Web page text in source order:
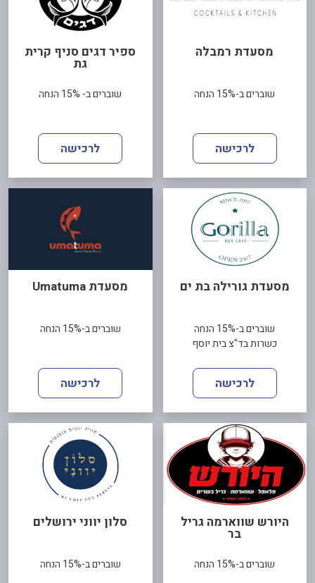
מסעדת רמבלה
שוברים ב-15% הנחה
לרכישה
ספיר דגים סניף קרית
גת
שוברים ב- 15% הנחה
לרכישה
מסעדת גורילה בת ים
שוברים ב-15% הנחה
כשרות בד"צ בית יוסף
לרכישה
מסעדת Umatuma
שוברים ב-15% הנחה
לרכישה
היורש שווארמה גריל
בר
שוברים ב-15% הנחה
סלון יווני ירושלים
שוברים ב-15% הנחה